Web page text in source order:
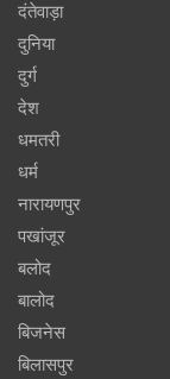
दंतेवाड़ा
दुनिया
दुर्ग
देश
धमतरी
धर्म
नारायणपुर
पखांजूर
बलोद
बालोद
बिजनेस
बिलासपुर